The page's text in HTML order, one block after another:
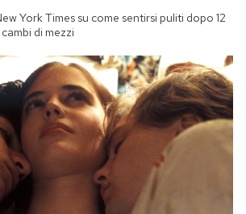
York Times su come sentirsi puliti dopo 12
di mezzi